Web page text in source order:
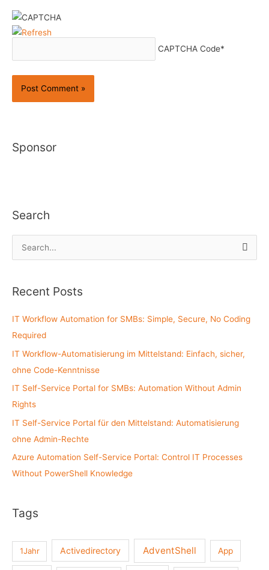
CAPTCHA Code*
Sponsor
Search
e
r
h
f
o
r
:
Recent Posts
IT Workflow Automation for SMBs: Simple, Secure, No Coding
Required
IT Workflow-Automatisierung im Mittelstand: Einfach, sicher,
ohne Code-Kenntnisse
IT Self-Service Portal for SMBs: Automation Without Admin
Rights
IT Self-Service Portal für den Mittelstand: Automatisierung
ohne Admin-Rechte
Azure Automation Self-Service Portal: Control IT Processes
Without PowerShell Knowledge
Tags
1Jahr Activedirectory AdventShell App